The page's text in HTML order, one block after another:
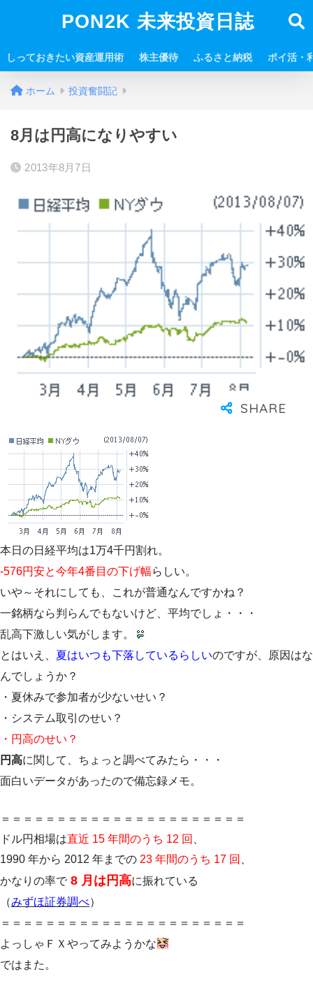
PON2K 未来投資日誌
しっておきたい資産運用術 株主優待 ふるさと納税 ポイ活・
ホーム 投資奮闘記
8月は円高になりやすい
2013年8月7日
本日の日経平均は1万4千円割れ。
-576円安と今年4番目の下げ幅らしい。
いや～それにしても、これが普通なんですかね？
一銘柄なら判らんでもないけど、平均でしょ・・・
乱高下激しい気がします。
とはいえ、 夏はいつも下落しているらしいのですが、原因はな
んでしょうか？
・夏休みで参加者が少ないせい？
・システム取引のせい？
・円高のせい？
円高に関して、ちょっと調べてみたら・・・
面白いデータがあったので備忘録メモ。
＝＝＝＝＝＝＝＝＝＝＝＝＝＝＝＝＝＝＝＝＝＝
ドル円相場は直近 15 年間のうち 12 回 、
1990 年から 2012 年までの 23 年間のうち 17 回 、
かなりの率で 8 月は円高に振れている
（みずほ証券調べ）
＝＝＝＝＝＝＝＝＝＝＝＝＝＝＝＝＝＝＝＝＝＝
よっしゃＦＸやってみようかな
ではまた。